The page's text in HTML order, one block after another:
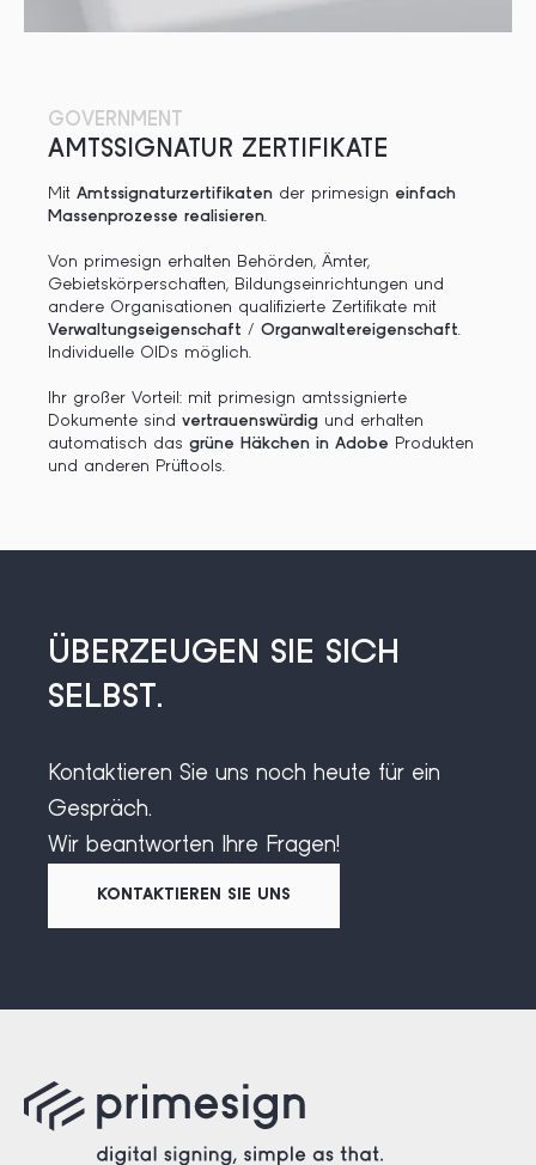
GOVERNMENT
AMTSSIGNATUR ZERTIFIKATE
Mit Amtssignaturzertifikaten der primesign einfach
Massenprozesse realisieren.
Von primesign erhalten Behörden, Ämter,
Gebietskörperschaften, Bildungseinrichtungen und
andere Organisationen qualifizierte Zertifikate mit
Verwaltungseigenschaft / Organwaltereigenschaft.
Individuelle OIDs möglich.
Ihr großer Vorteil: mit primesign amtssignierte
Dokumente sind vertrauenswürdig und erhalten
automatisch das grüne Häkchen in Adobe Produkten
und anderen Prüftools.
ÜBERZEUGEN SIE SICH
SELBST.
Kontaktieren Sie uns noch heute für ein
Gespräch.
Wir beantworten Ihre Fragen!
KONTAKTIEREN SIE UNS